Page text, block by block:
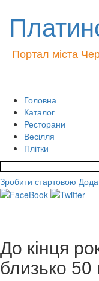
Портал міста
Головна
Каталог
Ресторани
Весілля
Плітки
Зробити стартовою
До кінця
близько 50